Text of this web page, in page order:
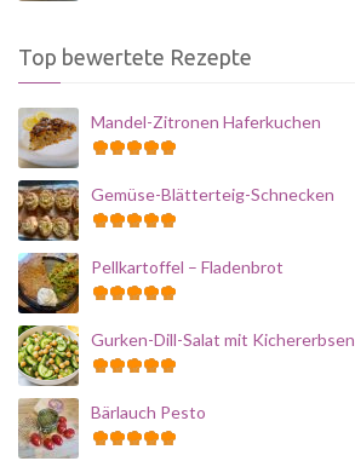
Top bewertete Rezepte
Mandel-Zitronen Haferkuchen
Gemüse-Blätterteig-Schnecken
Pellkartoffel – Fladenbrot
Gurken-Dill-Salat mit Kichererbsen
Bärlauch Pesto